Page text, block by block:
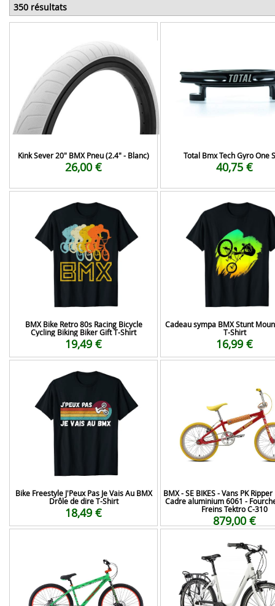
350 résultats
Kink Sever 20" BMX Pneu (2.4" - Blanc)
26,00 €
Total Bmx Tech Gyro One
40,75 €
BMX Bike Retro 80s Racing Bicycle
Cycling Biking Biker Gift T-Shirt
19,49 €
Cadeau sympa BMX Stunt
T-Shirt
16,99 €
Bike Freestyle J'Peux Pas Je Vais Au BMX
Drôle de dire T-Shirt
18,49 €
BMX - SE BIKES - Vans PK
Cadre aluminium 6061 -
Freins Tektro C-310
879,00 €